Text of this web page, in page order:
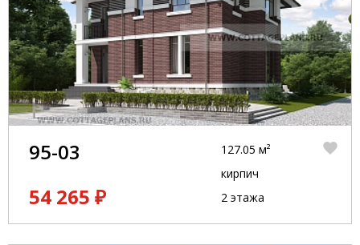
95-03
54 265 ₽
127.05 м²
кирпич
2 этажа